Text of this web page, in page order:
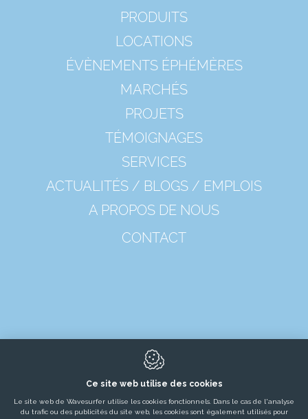
PRODUITS
LOCATIONS
ÉVÈNEMENTS ÉPHÉMÈRES
MARCHÉS
PROJETS
TÉMOIGNAGES
SERVICES
ACTUALITÉS / BLOGS / EMPLOIS
A PROPOS DE NOUS
CONTACT
8650Merkem
Ce site web utilise des cookies
Le site web de Wavesurfer utilise les cookies fonctionnels. Dans le cas de l'analyse
du trafic ou des publicités du site web, les cookies sont également utilisés pour